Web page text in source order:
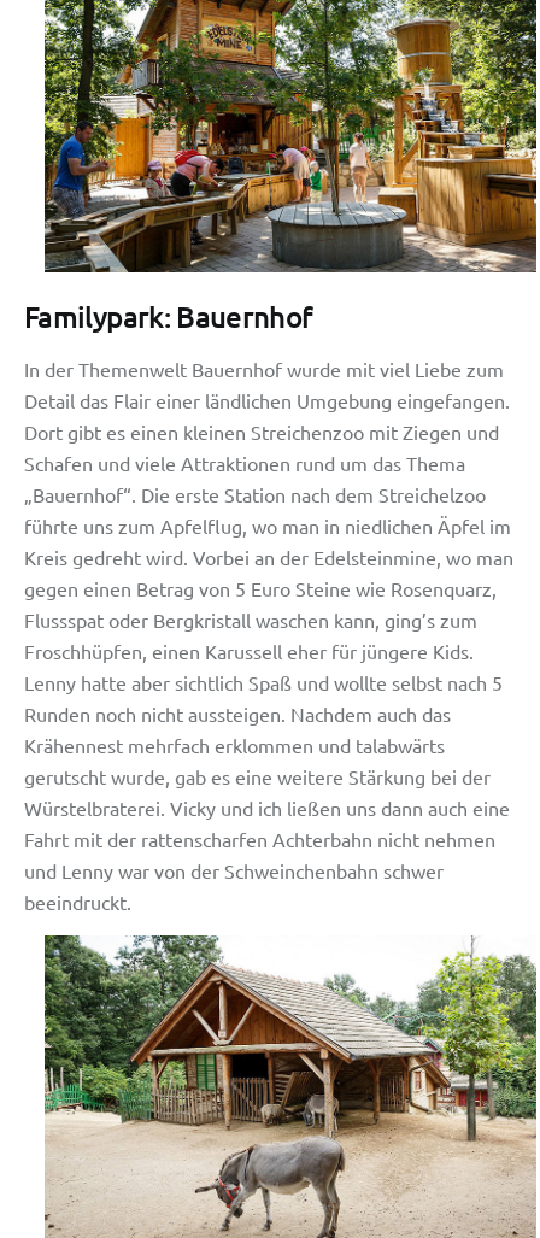
Familypark: Bauernhof
In der Themenwelt Bauernhof wurde mit viel Liebe zum
Detail das Flair einer ländlichen Umgebung eingefangen.
Dort gibt es einen kleinen Streichenzoo mit Ziegen und
Schafen und viele Attraktionen rund um das Thema
„Bauernhof“. Die erste Station nach dem Streichelzoo
führte uns zum Apfelflug, wo man in niedlichen Äpfel im
Kreis gedreht wird. Vorbei an der Edelsteinmine, wo man
gegen einen Betrag von 5 Euro Steine wie Rosenquarz,
Flussspat oder Bergkristall waschen kann, ging’s zum
Froschhüpfen, einen Karussell eher für jüngere Kids.
Lenny hatte aber sichtlich Spaß und wollte selbst nach 5
Runden noch nicht aussteigen. Nachdem auch das
Krähennest mehrfach erklommen und talabwärts
gerutscht wurde, gab es eine weitere Stärkung bei der
Würstelbraterei. Vicky und ich ließen uns dann auch eine
Fahrt mit der rattenscharfen Achterbahn nicht nehmen
und Lenny war von der Schweinchenbahn schwer
beeindruckt.